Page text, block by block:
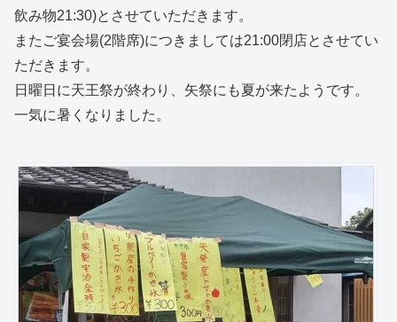
飲み物21:30)とさせていただきます。
またご宴会場(2階席)につきましては21:00閉店とさせてい
ただきます。
日曜日に天王祭が終わり、矢祭にも夏が来たようです。
一気に暑くなりました。